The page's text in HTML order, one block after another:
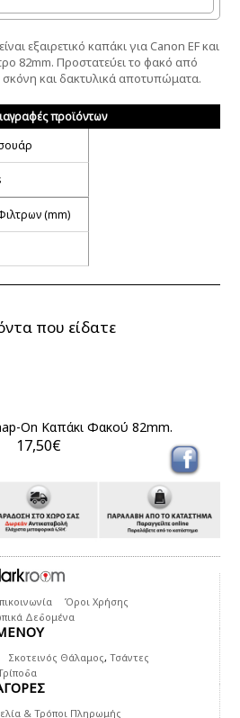
είναι εξαιρετικό καπάκι για Canon EFκαι
82mm. Προστατεύει το φακό από
σκόνη και δακτυλικά αποτυπώματα.
προϊόντων
(mm)
που είδατε
On Καπάκι Φακού 82mm.
17,50€
Όροι Χρήσης
Δεδομένα
Σκοτεινός Θάλαμος, Τσάντες
& Τρόποι Πληρωμής